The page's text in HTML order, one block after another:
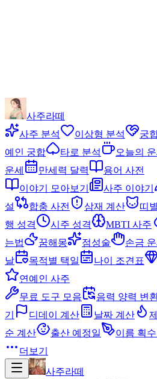
사주라떼
사주 분석
이상형 분석 궁
예인 궁합
타로 분석 오늘의 운
운세
만세력 달력
용어 사전
이야기 모아보기
사주 이야기
설
합충 사전 삼재 계산 띠
행 성격
시주 성격 MBTI 사주
는법
꿈해몽 점성술 손금 운
날
목적별 택일 나이 조견표
연예인 사주
무료 도구 모음
음력 양력 변
기
디데이 계산 날짜 계산
순 계산
출산 예정일 이름 획
더보기
사주라떼